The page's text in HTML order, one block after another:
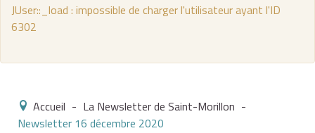
JUser::_load : impossible de charger l'utilisateur ayant l'ID
6302
Accueil - La Newsletter de Saint-Morillon -
Newsletter 16 décembre 2020